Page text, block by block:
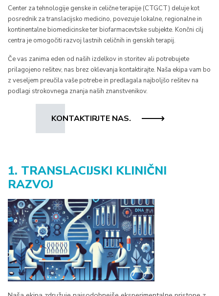
Center za tehnologije genske in celične terapije (CTGCT) deluje kot
posrednik za translacijsko medicino, povezuje lokalne, regionalne in
kontinentalne biomedicinske ter biofarmacevtske subjekte. Končni cilj
centra je omogočiti razvoj lastnih celičnih in genskih terapij.
Če vas zanima eden od naših izdelkov in storitev ali potrebujete
prilagojeno rešitev, nas brez oklevanja kontaktirajte. Naša ekipa vam bo
z veseljem preučila vaše potrebe in predlagala najboljšo rešitev na
podlagi strokovnega znanja naših znanstvenikov.
KONTAKTIRJTE NAS.
1. TRANSLACIJSKI KLINIČNI
RAZVOJ